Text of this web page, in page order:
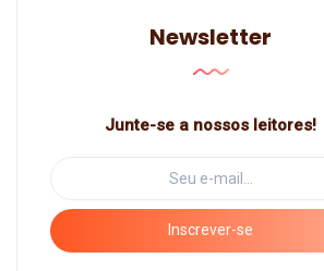
Newsletter
Junte-se a nossos leitores!
Inscrever-se